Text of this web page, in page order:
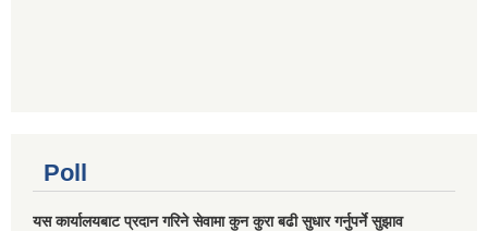
Poll
यस कार्यालयबाट प्रदान गरिने सेवामा कुन कुरा बढी सुधार गर्नुपर्ने सुझाव